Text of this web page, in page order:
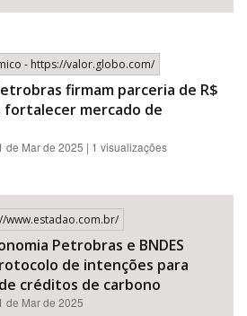
- https://valor.globo.com/
firmam parceria de R$
fortalecer mercado de
de Mar de 2025 | 1 visualizações
www.estadao.com.br/
Petrobras e BNDES
de intenções para
créditos de carbono
de Mar de 2025